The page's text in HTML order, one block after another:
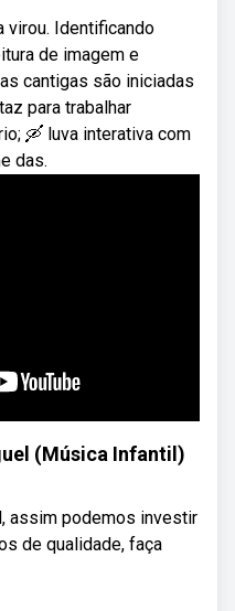
virou. Identificando
de imagem e
cantigas são iniciadas
para trabalhar
🛶 luva interativa com
das.
(Música Infantil)
assim podemos investir
de qualidade, faça